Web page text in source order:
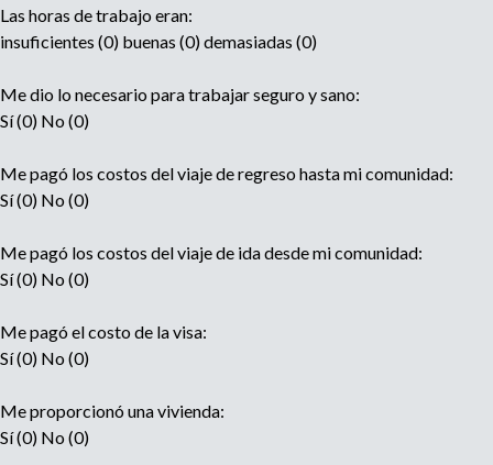
Las horas de trabajo eran:
insuficientes (0) buenas (0) demasiadas (0)
Me dio lo necesario para trabajar seguro y sano:
Sí (0) No (0)
Me pagó los costos del viaje de regreso hasta mi comunidad:
Sí (0) No (0)
Me pagó los costos del viaje de ida desde mi comunidad:
Sí (0) No (0)
Me pagó el costo de la visa:
Sí (0) No (0)
Me proporcionó una vivienda:
Sí (0) No (0)